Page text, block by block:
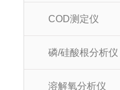
COD测定仪
磷/硅酸根分析仪
溶解氧分析仪